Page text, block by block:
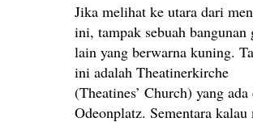
Jika melihat ke utara dari
ini, tampak sebuah bangunan
lain yang berwarna kuning.
ini adalah Theatinerkirche
(Theatines’ Church) yang ada
Odeonplatz. Sementara